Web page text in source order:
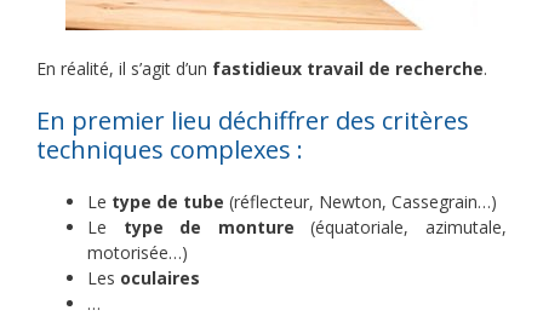
En réalité, il s’agit d’un fastidieux travail de recherche.
En premier lieu déchiffrer des critères
techniques complexes :
Le type de tube (réflecteur, Newton, Cassegrain…)
Le type de monture (équatoriale, azimutale,
motorisée…)
Les oculaires
…